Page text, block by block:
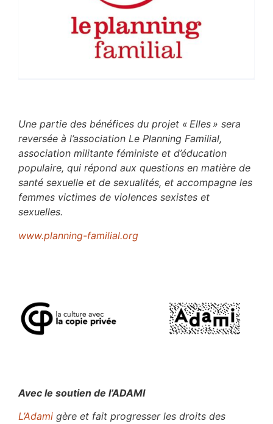
Une partie des bénéfices du projet « Elles » sera
reversée à l’association Le Planning Familial,
association militante féministe et d’éducation
populaire, qui répond aux questions en matière de
santé sexuelle et de sexualités, et accompagne les
femmes victimes de violences sexistes et
sexuelles.
www.planning-familial.org
Avec le soutien de l’ADAMI
L’Adami gère et fait progresser les droits des